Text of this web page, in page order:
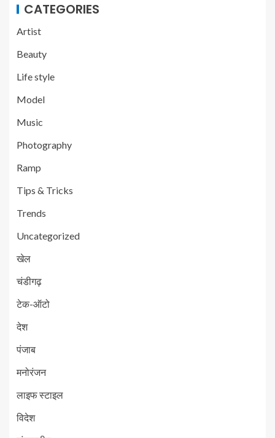
CATEGORIES
Artist
Beauty
Life style
Model
Music
Photography
Ramp
Tips & Tricks
Trends
Uncategorized
खेल
चंडीगढ़
टेक-ऑटो
देश
पंजाब
मनोरंजन
लाइफ स्टाइल
विदेश